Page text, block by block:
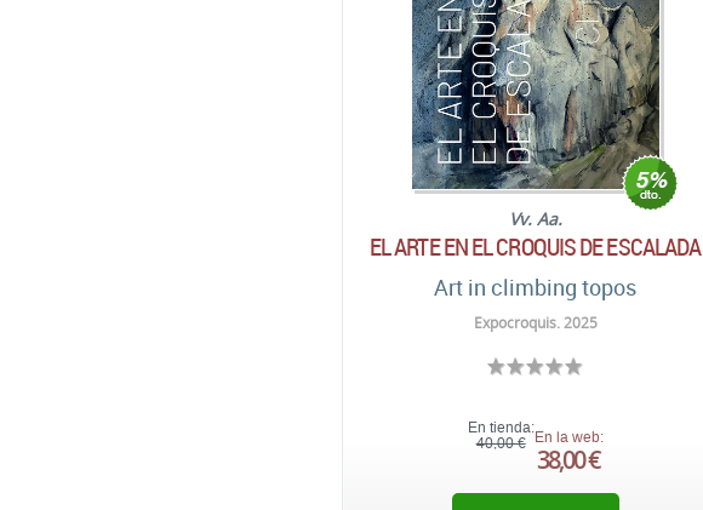
Vv. Aa.
EL ARTE EN EL CROQUIS DE ESCALADA
Art in climbing topos
Expocroquis. 2025
En tienda:
40,00 € En la web:
38,00 €